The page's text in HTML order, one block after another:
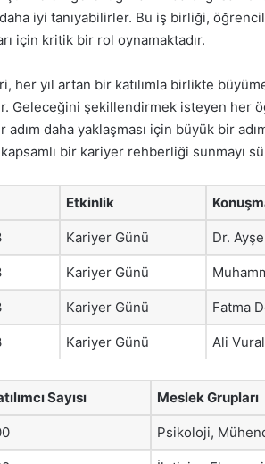
iyi tanıyabilirler. Bu iş birliği,
için kritik bir rol oynamaktadır.
her yıl artan bir katılımla birlikte
Geleceğini şekillendirmek isteyen her
daha yaklaşması için büyük bir
bir kariyer rehberliği sunmayı
Etkinlik
Kariyer Günü Dr.
Kariyer Günü
Kariyer Günü Fatma
Kariyer Günü Ali Vural
Sayısı Meslek Grupları
Psikoloji,